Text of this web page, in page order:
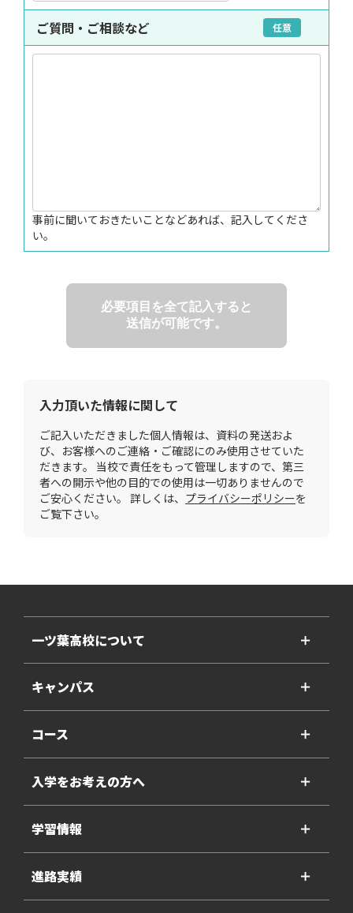
ご質問・ご相談など 任意
事前に聞いておきたいことなどあれば、記入してくださ
い。
必要項目を全て記入すると
送信が可能です。
入力頂いた情報に関して
ご記入いただきました個人情報は、資料の発送およ
び、お客様へのご連絡・ご確認にのみ使用させていた
だきます。 当校で責任をもって管理しますので、第三
者への開示や他の目的での使用は一切ありませんので
ご安心ください。 詳しくは、 プライバシーポリシーを
ご覧下さい。
一ツ葉高校について ＋
キャンパス ＋
コース ＋
入学をお考えの方へ ＋
学習情報 ＋
進路実績 ＋